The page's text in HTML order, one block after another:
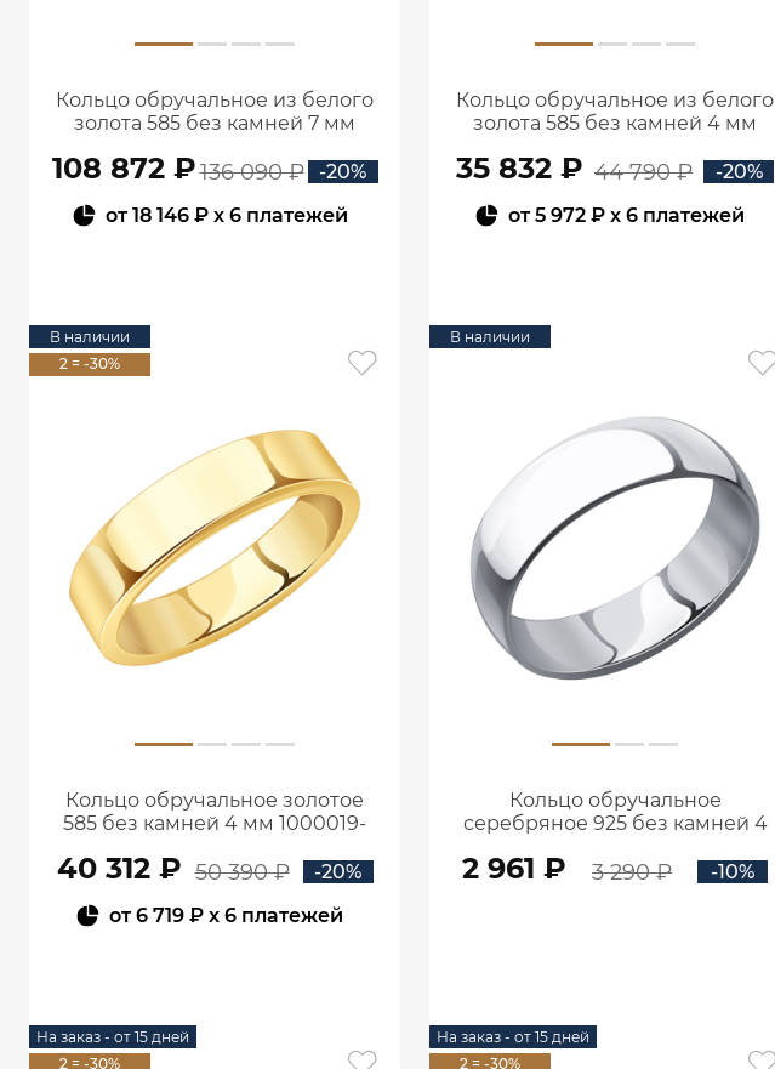
Кольцо обручальное из белого
золота 585 без камней 7 мм
108 872 ₽136 090 ₽
-20%
от18 146 ₽x 6 платежей
Кольцо обручальное из белого
золота 585 без камней 4 мм
35 832 ₽ 44 790 ₽
-20%
от5 972 ₽ x 6 платежей
В наличии
2 = -30%
Кольцо обручальное золотое
585 без камней 4 мм 1000019-
40 312 ₽ 50 390 ₽
-20%
от6 719 ₽ x 6 платежей
В наличии
Кольцо обручальное
серебряное 925 без камней 4
2 961 ₽ 3 290 ₽ -10%
На заказ - от 15 дней
2 = -30%
На заказ - от 15 дней
2 = -30%